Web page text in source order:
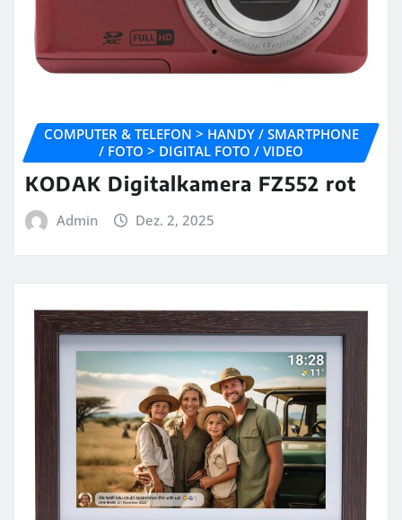
COMPUTER & TELEFON > HANDY / SMARTPHONE
/ FOTO > DIGITAL FOTO / VIDEO
KODAK Digitalkamera FZ552 rot
Admin Dez. 2, 2025